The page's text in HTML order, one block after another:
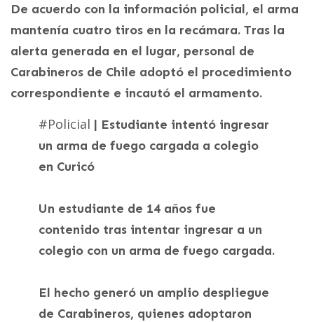
De acuerdo con la información policial, el arma
mantenía cuatro tiros en la recámara. Tras la
alerta generada en el lugar, personal de
Carabineros de Chile adoptó el procedimiento
correspondiente e incautó el armamento.
#Policial | Estudiante intentó ingresar
un arma de fuego cargada a colegio
en Curicó
Un estudiante de 14 años fue
contenido tras intentar ingresar a un
colegio con un arma de fuego cargada.
El hecho generó un amplio despliegue
de Carabineros, quienes adoptaron